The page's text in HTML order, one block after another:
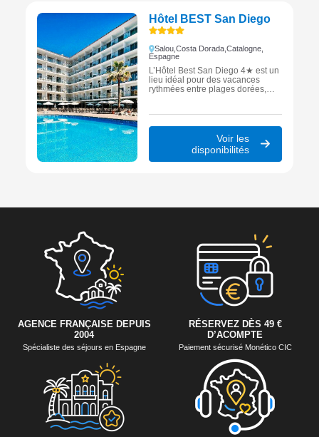
Hôtel BEST San Diego
Salou,Costa Dorada,Catalogne,
Espagne
L’Hôtel Best San Diego 4★ est un
lieu idéal pour des vacances
rythmées entre plages dorées,
Voir les
disponibilités
AGENCE FRANÇAISE DEPUIS
2004
Spécialiste des séjours en Espagne
RÉSERVEZ DÈS 49 €
D’ACOMPTE
Paiement sécurisé Monético CIC